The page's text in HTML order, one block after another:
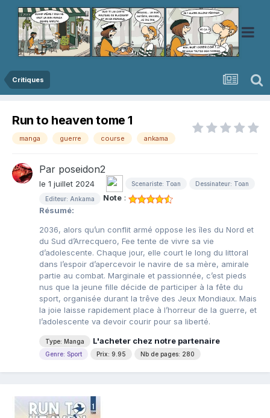
Critiques
Run to heaven tome 1
manga guerre course ankama
Par poseidon2
le 1 juillet 2024 Scenariste: Toan Dessinateur: Toan
Editeur: Ankama Note :
Résumé:
2036, alors qu’un conflit armé oppose les îles du Nord et
du Sud d’Arrecquero, Fee tente de vivre sa vie
d’adolescente. Chaque jour, elle court le long du littoral
dans l’espoir d’apercevoir le navire de sa mère, amirale
partie au combat. Marginale et passionnée, c’est pieds
nus que la jeune fille décide de participer à la fête du
sport, organisée durant la trêve des Jeux Mondiaux. Mais
la joie laisse rapidement place à l’horreur de la guerre, et
l’adolescente va devoir courir pour sa liberté.
Type: Manga L'acheter chez notre partenaire
Genre: Sport Prix: 9.95 Nb de pages: 280